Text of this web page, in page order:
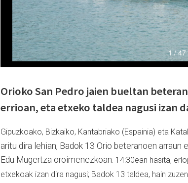
Orioko San Pedro jaien bueltan
errioan, eta etxeko taldea nagusi izan
Gipuzkoako, Bizkaiko, Kantabriako (Espainia) eta
aritu dira lehian, Badok 13 Orio beteranoen
Edu Mugertza oroimenezkoan. 14:30ean hasita,
etxekoak izan dira nagusi; Badok 13 taldea, hain